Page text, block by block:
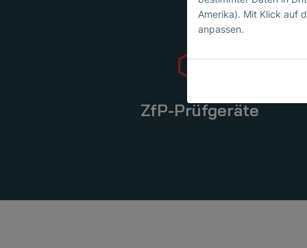
ZfP-Prüfgeräte
Amerika). Mit Klick auf
anpassen.